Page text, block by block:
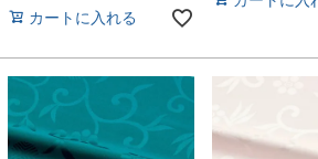
カートに入れる